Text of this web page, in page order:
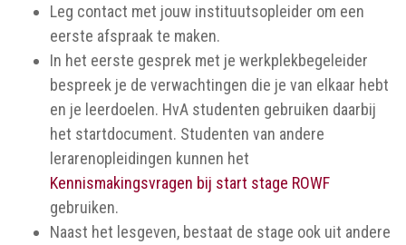
Leg contact met jouw instituutsopleider om een
eerste afspraak te maken.
In het eerste gesprek met je werkplekbegeleider
bespreek je de verwachtingen die je van elkaar hebt
en je leerdoelen. HvA studenten gebruiken daarbij
het startdocument. Studenten van andere
lerarenopleidingen kunnen het
Kennismakingsvragen bij start stage ROWF
gebruiken.
Naast het lesgeven, bestaat de stage ook uit andere